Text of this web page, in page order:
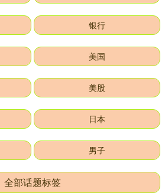
银行
美国
美股
日本
男子
全部话题标签